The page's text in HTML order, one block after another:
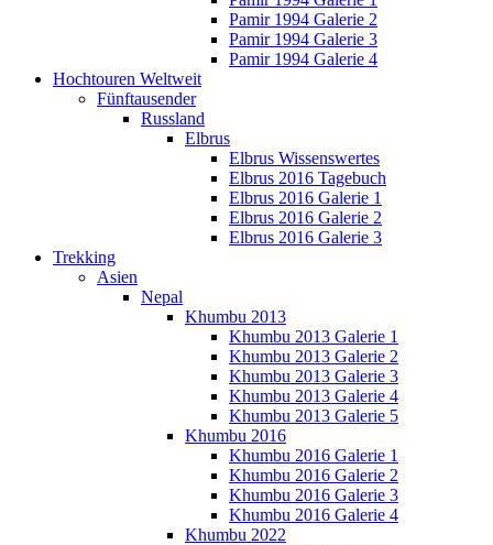
Pamir 1994 Galerie 2
Pamir 1994 Galerie 3
Pamir 1994 Galerie 4
Hochtouren Weltweit
Fünftausender
Russland
Elbrus
Elbrus Wissenswertes
Elbrus 2016 Tagebuch
Elbrus 2016 Galerie 1
Elbrus 2016 Galerie 2
Elbrus 2016 Galerie 3
Trekking
Asien
Nepal
Khumbu 2013
Khumbu 2013 Galerie 1
Khumbu 2013 Galerie 2
Khumbu 2013 Galerie 3
Khumbu 2013 Galerie 4
Khumbu 2013 Galerie 5
Khumbu 2016
Khumbu 2016 Galerie 1
Khumbu 2016 Galerie 2
Khumbu 2016 Galerie 3
Khumbu 2016 Galerie 4
Khumbu 2022